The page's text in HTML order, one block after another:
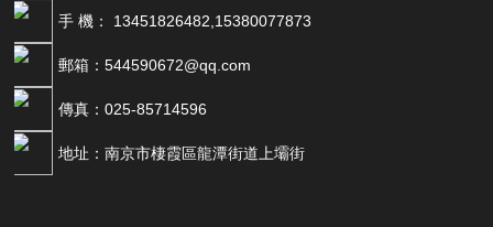
手 機： 13451826482,15380077873
郵箱：544590672@qq.com
傳真：025-85714596
地址：南京市棲霞區龍潭街道上壩街